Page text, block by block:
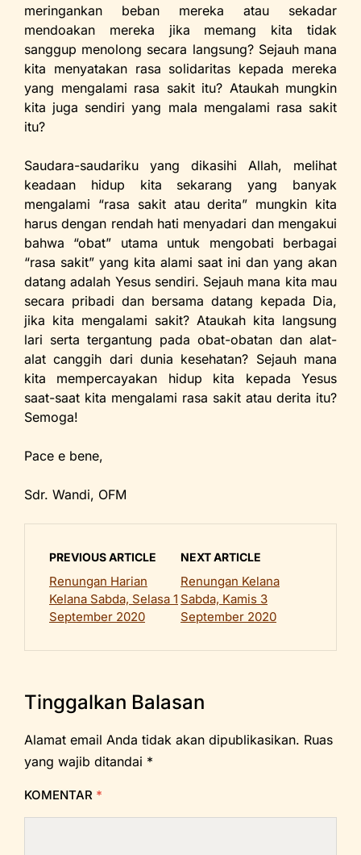
meringankan beban mereka atau sekadar
mendoakan mereka jika memang kita tidak
sanggup menolong secara langsung? Sejauh mana
kita menyatakan rasa solidaritas kepada mereka
yang mengalami rasa sakit itu? Ataukah mungkin
kita juga sendiri yang mala mengalami rasa sakit
itu?
Saudara-saudariku yang dikasihi Allah, melihat
keadaan hidup kita sekarang yang banyak
mengalami “rasa sakit atau derita” mungkin kita
harus dengan rendah hati menyadari dan mengakui
bahwa “obat” utama untuk mengobati berbagai
“rasa sakit” yang kita alami saat ini dan yang akan
datang adalah Yesus sendiri. Sejauh mana kita mau
secara pribadi dan bersama datang kepada Dia,
jika kita mengalami sakit? Ataukah kita langsung
lari serta tergantung pada obat-obatan dan alat-
alat canggih dari dunia kesehatan? Sejauh mana
kita mempercayakan hidup kita kepada Yesus
saat-saat kita mengalami rasa sakit atau derita itu?
Semoga!
Pace e bene,
Sdr. Wandi, OFM
PREVIOUS ARTICLE
Renungan Harian
Kelana Sabda, Selasa 1
September 2020
NEXT ARTICLE
Renungan Kelana
Sabda, Kamis 3
September 2020
Tinggalkan Balasan
Alamat email Anda tidak akan dipublikasikan. Ruas
yang wajib ditandai *
KOMENTAR *